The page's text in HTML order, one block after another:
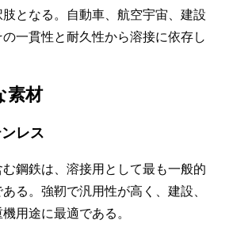
となる。自動車、航空宇宙、建設
一貫性と耐久性から溶接に依存し
素材
レス
鋼鉄は、溶接用として最も一般的
る。強靭で汎用性が高く、建設、
用途に最適である。